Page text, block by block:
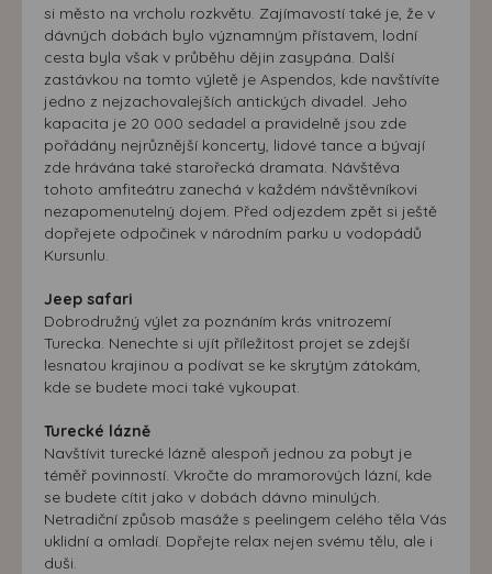
si město na vrcholu rozkvětu. Zajímavostí také je, že v
dávných dobách bylo významným přístavem, lodní
cesta byla však v průběhu dějin zasypána. Další
zastávkou na tomto výletě je Aspendos, kde navštívíte
jedno z nejzachovalejších antických divadel. Jeho
kapacita je 20 000 sedadel a pravidelně jsou zde
pořádány nejrůznější koncerty, lidové tance a bývají
zde hrávána také starořecká dramata. Návštěva
tohoto amfiteátru zanechá v každém návštěvníkovi
nezapomenutelný dojem. Před odjezdem zpět si ještě
dopřejete odpočinek v národním parku u vodopádů
Kursunlu.
Jeep safari
Dobrodružný výlet za poznáním krás vnitrozemí
Turecka. Nenechte si ujít příležitost projet se zdejší
lesnatou krajinou a podívat se ke skrytým zátokám,
kde se budete moci také vykoupat.
Turecké lázně
Navštívit turecké lázně alespoň jednou za pobyt je
téměř povinností. Vkročte do mramorových lázní, kde
se budete cítit jako v dobách dávno minulých.
Netradiční způsob masáže s peelingem celého těla Vás
uklidní a omladí. Dopřejte relax nejen svému tělu, ale i
duši.